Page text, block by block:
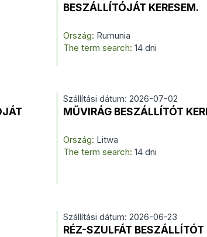
BESZÁLLÍTÓJÁT KERESEM.
Ország: Rumunia
The term search: 14 dni
Szállítási dátum: 2026-07-02
MŰVIRÁG BESZÁLLÍTÓT
Ország: Litwa
The term search: 14 dni
Szállítási dátum: 2026-06-23
RÉZ-SZULFÁT BESZÁLLÍTÓT